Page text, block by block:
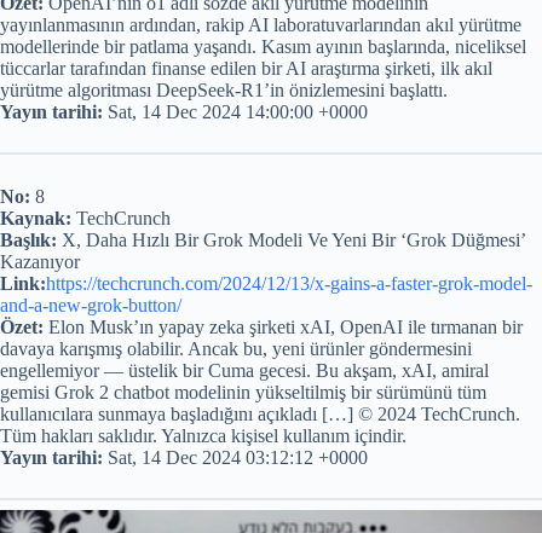
yayınlanmasının ardından, rakip AI laboratuvarlarından akıl yürütme
modellerinde bir patlama yaşandı. Kasım ayının başlarında, niceliksel
tüccarlar tarafından finanse edilen bir AI araştırma şirketi, ilk akıl
yürütme algoritması DeepSeek-R1’in önizlemesini başlattı.
Yayın tarihi: Sat, 14 Dec 2024 14:00:00 +0000
No: 8
Kaynak: TechCrunch
Başlık: X, Daha Hızlı Bir Grok Modeli Ve Yeni Bir ‘Grok Düğmesi’
Kazanıyor
Link:https://techcrunch.com/2024/12/13/x-gains-a-faster-grok-model-
and-a-new-grok-button/
Özet: Elon Musk’ın yapay zeka şirketi xAI, OpenAI ile tırmanan bir
davaya karışmış olabilir. Ancak bu, yeni ürünler göndermesini
engellemiyor — üstelik bir Cuma gecesi. Bu akşam, xAI, amiral
gemisi Grok 2 chatbot modelinin yükseltilmiş bir sürümünü tüm
kullanıcılara sunmaya başladığını açıkladı […] © 2024 TechCrunch.
Tüm hakları saklıdır. Yalnızca kişisel kullanım içindir.
Yayın tarihi: Sat, 14 Dec 2024 03:12:12 +0000